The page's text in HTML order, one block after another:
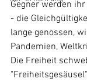
Gegner werden
- die
lange genossen,
Pandemien,
Die Freiheit